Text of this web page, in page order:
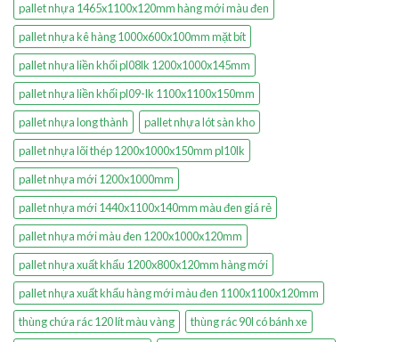
pallet nhựa 1465x1100x120mm hàng mới màu đen
pallet nhựa kê hàng 1000x600x100mm mặt bít
pallet nhựa liền khối pl08lk 1200x1000x145mm
pallet nhựa liền khối pl09-lk 1100x1100x150mm
pallet nhựa long thành
pallet nhựa lót sàn kho
pallet nhựa lõi thép 1200x1000x150mm pl10lk
pallet nhựa mới 1200x1000mm
pallet nhựa mới 1440x1100x140mm màu đen giá rẻ
pallet nhựa mới màu đen 1200x1000x120mm
pallet nhựa xuất khẩu 1200x800x120mm hàng mới
pallet nhựa xuất khẩu hàng mới màu đen 1100x1100x120mm
thùng chứa rác 120 lít màu vàng
thùng rác 90l có bánh xe